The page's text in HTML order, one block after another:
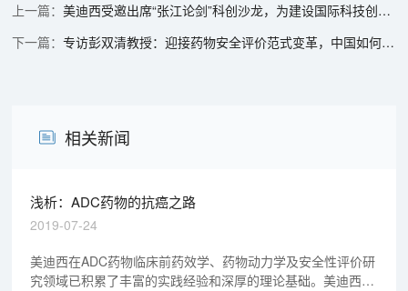
美迪西受邀出席“张江论剑”科创沙龙，为建设国际科技创新中心核心区助力
专访彭双清教授：迎接药物安全评价范式变革，中国如何应对？——从FDA放弃动物试验谈NAMs的全球趋势与本土实践
相关新闻
浅析：ADC药物的抗癌之路
2019-07-24
美迪西在ADC药物临床前药效学、药物动力学及安全性评价研
究领域已积累了丰富的实践经验和深厚的理论基础。美迪西有